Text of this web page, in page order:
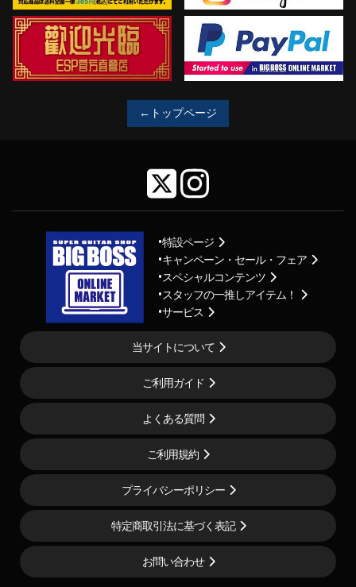
←トップページ
特設ページ
キャンペーン・セール・フェア
スペシャルコンテンツ
スタッフの一推しアイテム！
サービス
当サイトについて
ご利用ガイド
よくある質問
ご利用規約
プライバシーポリシー
特定商取引法に基づく表記
お問い合わせ